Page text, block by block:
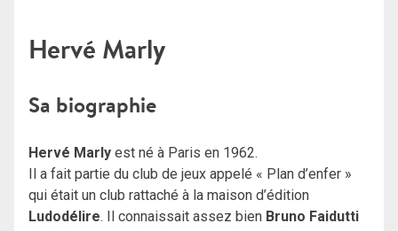
Hervé Marly
Sa biographie
Hervé Marly est né à Paris en 1962.
Il a fait partie du club de jeux appelé « Plan d’enfer »
qui était un club rattaché à la maison d’édition
Ludodélire. Il connaissait assez bien Bruno Faidutti